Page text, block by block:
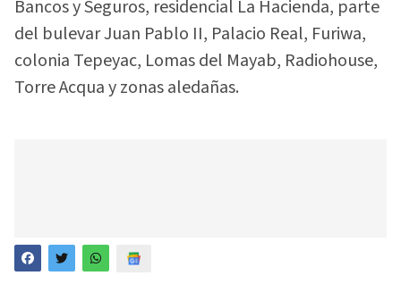
Bancos y Seguros, residencial La Hacienda, parte
del bulevar Juan Pablo II, Palacio Real, Furiwa,
colonia Tepeyac, Lomas del Mayab, Radiohouse,
Torre Acqua y zonas aledañas.